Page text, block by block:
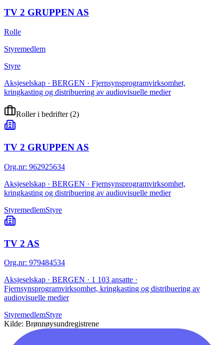
TV 2 GRUPPEN AS
Rolle
Styremedlem
Styre
Aksjeselskap · BERGEN · Fjernsynsprogramvirksomhet,
kringkasting og distribuering av audiovisuelle medier
Roller i bedrifter(2)
TV 2 GRUPPEN AS
Org.nr: 962925634
Aksjeselskap · BERGEN · Fjernsynsprogramvirksomhet,
kringkasting og distribuering av audiovisuelle medier
StyremedlemStyre
TV 2 AS
Org.nr: 979484534
Aksjeselskap · BERGEN · 1 103 ansatte ·
Fjernsynsprogramvirksomhet, kringkasting og distribuering av
audiovisuelle medier
StyremedlemStyre
Kilde: Brønnøysundregistrene